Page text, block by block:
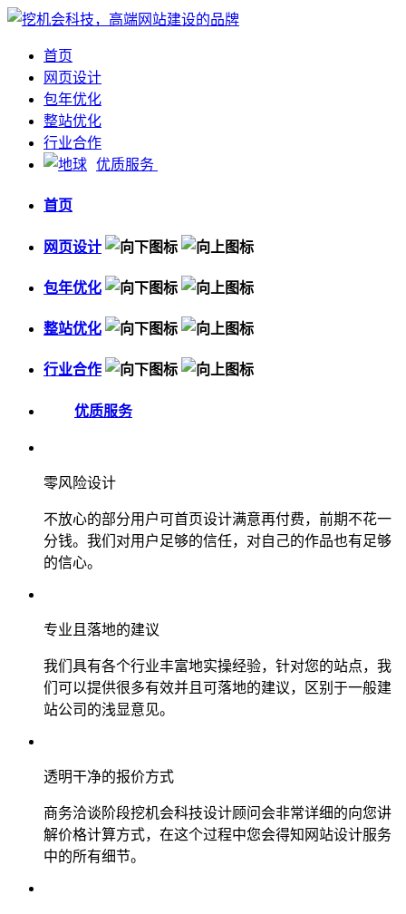
首页
网页设计
包年优化
整站优化
行业合作
优质服务
首页
网页设计
包年优化
整站优化
行业合作
优质服务
零风险设计
不放心的部分用户可首页设计满意再付费，前期不花一
分钱。我们对用户足够的信任，对自己的作品也有足够
的信心。
专业且落地的建议
我们具有各个行业丰富地实操经验，针对您的站点，我
们可以提供很多有效并且可落地的建议，区别于一般建
站公司的浅显意见。
透明干净的报价方式
商务洽谈阶段挖机会科技设计顾问会非常详细的向您讲
解价格计算方式，在这个过程中您会得知网站设计服务
中的所有细节。